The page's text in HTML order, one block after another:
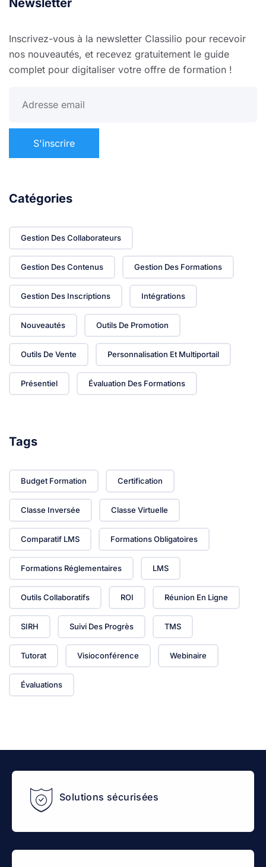
Inscrivez-vous à la newsletter Classilio pour recevoir
nos nouveautés, et recevez gratuitement le guide
complet pour digitaliser votre offre de formation !
Catégories
Gestion Des Collaborateurs
Gestion Des Contenus Gestion Des Formations
Gestion Des Inscriptions Intégrations
Nouveautés Outils De Promotion
Outils De Vente Personnalisation Et Multiportail
Présentiel Évaluation Des Formations
Tags
Budget Formation Certification
Classe Inversée Classe Virtuelle
Comparatif LMS Formations Obligatoires
Formations Réglementaires LMS
Outils Collaboratifs ROI Réunion En Ligne
SIRH Suivi Des Progrès TMS
Tutorat Visioconférence Webinaire
Évaluations
Solutions sécurisées